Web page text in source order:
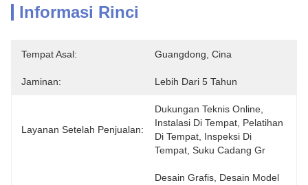
Informasi Rinci
Tempat Asal: Guangdong, Cina
Jaminan: Lebih Dari 5 Tahun
Layanan Setelah Penjualan:
Dukungan Teknis Online,
Instalasi Di Tempat, Pelatihan
Di Tempat, Inspeksi Di
Tempat, Suku Cadang Gr
Desain Grafis, Desain Model